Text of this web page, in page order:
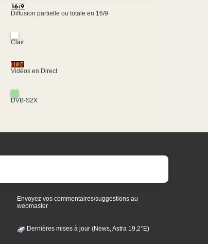
Diffusion partielle ou totale en 16/9
Clair
Vidéos en Direct
DVB-S2X
Envoyez vos commentaires/suggestions au
webmaster
Dernières mises à jour (News, Astra 19,2°E)